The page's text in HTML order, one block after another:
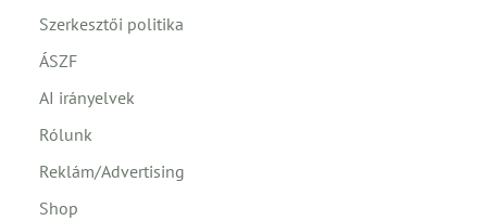
Szerkesztői politika
ÁSZF
AI irányelvek
Rólunk
Reklám/Advertising
Shop